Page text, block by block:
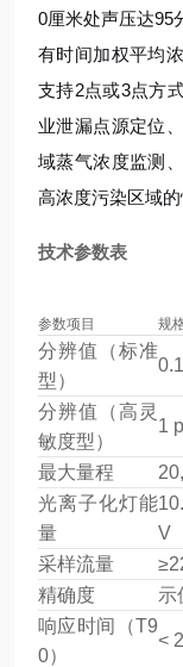
0厘米处声压达95
有时间加权平均
支持2点或3点方
业泄漏点源定位
域蒸气浓度监测
高浓度污染区域的
技术参数表
参数项目 规
分辨值（标准
型）
分辨值（高灵
敏度型）
1
最大量程
光离子化灯能
量
V
采样流量
精确度
示
响应时间（T9
0）
<